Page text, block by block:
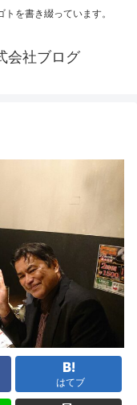
を書き綴っています。
会社ブログ
はてブ